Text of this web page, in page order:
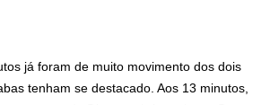
já foram de muito movimento dos dois
tenham se destacado. Aos 13 minutos,